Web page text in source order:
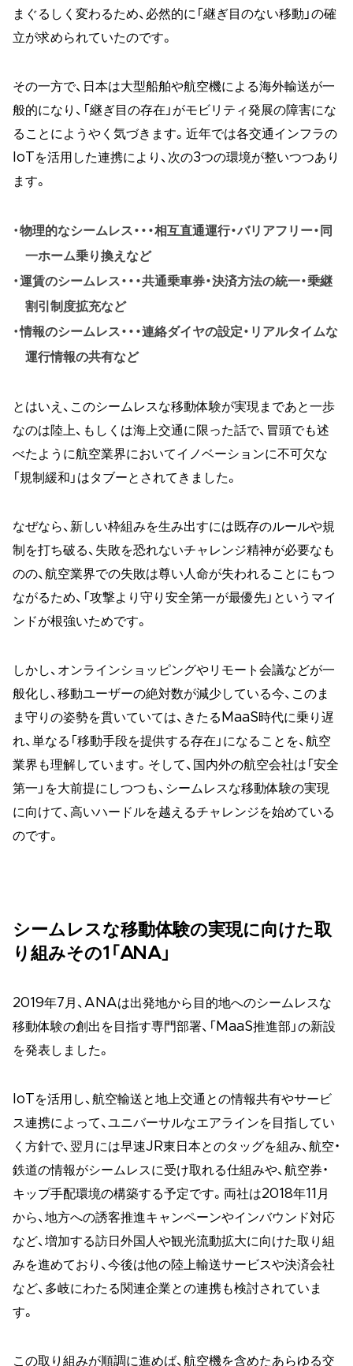
まぐるしく変わるため、必然的に「継ぎ目のない移動」の確
立が求められていたのです。
その一方で、日本は大型船舶や航空機による海外輸送が一
般的になり、「継ぎ目の存在」がモビリティ発展の障害にな
ることにようやく気づきます。近年では各交通インフラの
IoTを活用した連携により、次の3つの環境が整いつつあり
ます。
物理的なシームレス・・・相互直通運行・バリアフリー・同
一ホーム乗り換えなど
運賃のシームレス・・・共通乗車券・決済方法の統一・乗継
割引制度拡充など
情報のシームレス・・・連絡ダイヤの設定・リアルタイムな
運行情報の共有など
とはいえ、このシームレスな移動体験が実現まであと一歩
なのは陸上、もしくは海上交通に限った話で、冒頭でも述
べたように航空業界においてイノベーションに不可欠な
「規制緩和」はタブーとされてきました。
なぜなら、新しい枠組みを生み出すには既存のルールや規
制を打ち破る、失敗を恐れないチャレンジ精神が必要なも
のの、航空業界での失敗は尊い人命が失われることにもつ
ながるため、「攻撃より守り安全第一が最優先」というマイ
ンドが根強いためです。
しかし、オンラインショッピングやリモート会議などが一
般化し、移動ユーザーの絶対数が減少している今、このま
ま守りの姿勢を貫いていては、きたるMaaS時代に乗り遅
れ、単なる「移動手段を提供する存在」になることを、航空
業界も理解しています。そして、国内外の航空会社は「安全
第一」を大前提にしつつも、シームレスな移動体験の実現
に向けて、高いハードルを越えるチャレンジを始めている
のです。
シームレスな移動体験の実現に向けた取
り組みその1「ANA」
2019年7月、ANAは出発地から目的地へのシームレスな
移動体験の創出を目指す専門部署、「MaaS推進部」の新設
を発表しました。
IoTを活用し、航空輸送と地上交通との情報共有やサービ
ス連携によって、ユニバーサルなエアラインを目指してい
く方針で、翌月には早速JR東日本とのタッグを組み、航空・
鉄道の情報がシームレスに受け取れる仕組みや、航空券・
キップ手配環境の構築する予定です。両社は2018年11月
から、地方への誘客推進キャンペーンやインバウンド対応
など、増加する訪日外国人や観光流動拡大に向けた取り組
みを進めており、今後は他の陸上輸送サービスや決済会社
など、多岐にわたる関連企業との連携も検討されていま
す。
この取り組みが順調に進めば、航空機を含めたあらゆる交